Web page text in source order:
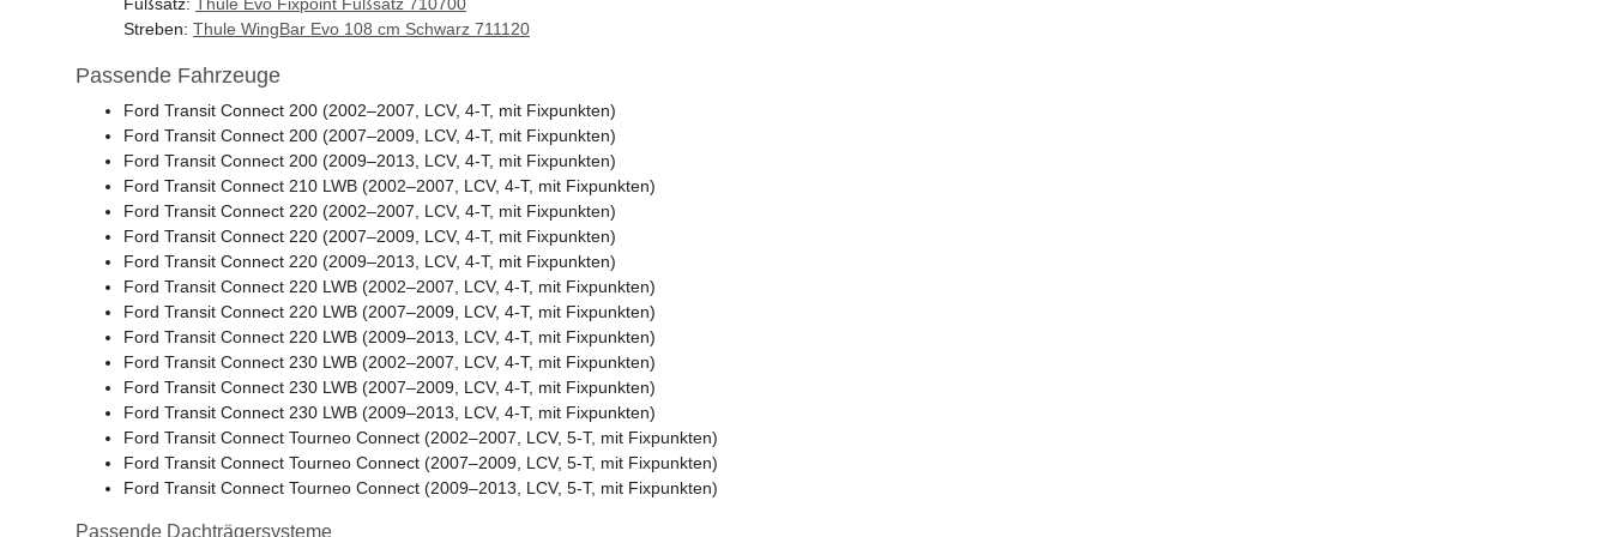
Fußsatz: Thule Evo Fixpoint Fußsatz 710700
Streben: Thule WingBar Evo 108 cm Schwarz 711120
Passende Fahrzeuge
Ford Transit Connect 200 (2002–2007, LCV, 4-T, mit Fixpunkten)
Ford Transit Connect 200 (2007–2009, LCV, 4-T, mit Fixpunkten)
Ford Transit Connect 200 (2009–2013, LCV, 4-T, mit Fixpunkten)
Ford Transit Connect 210 LWB (2002–2007, LCV, 4-T, mit Fixpunkten)
Ford Transit Connect 220 (2002–2007, LCV, 4-T, mit Fixpunkten)
Ford Transit Connect 220 (2007–2009, LCV, 4-T, mit Fixpunkten)
Ford Transit Connect 220 (2009–2013, LCV, 4-T, mit Fixpunkten)
Ford Transit Connect 220 LWB (2002–2007, LCV, 4-T, mit Fixpunkten)
Ford Transit Connect 220 LWB (2007–2009, LCV, 4-T, mit Fixpunkten)
Ford Transit Connect 220 LWB (2009–2013, LCV, 4-T, mit Fixpunkten)
Ford Transit Connect 230 LWB (2002–2007, LCV, 4-T, mit Fixpunkten)
Ford Transit Connect 230 LWB (2007–2009, LCV, 4-T, mit Fixpunkten)
Ford Transit Connect 230 LWB (2009–2013, LCV, 4-T, mit Fixpunkten)
Ford Transit Connect Tourneo Connect (2002–2007, LCV, 5-T, mit Fixpunkten)
Ford Transit Connect Tourneo Connect (2007–2009, LCV, 5-T, mit Fixpunkten)
Ford Transit Connect Tourneo Connect (2009–2013, LCV, 5-T, mit Fixpunkten)
Passende Dachträgersysteme